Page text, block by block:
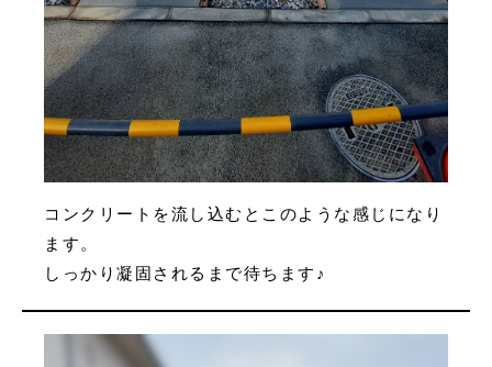
コンクリートを流し込むとこのような感じになり
ます。
しっかり凝固されるまで待ちます♪